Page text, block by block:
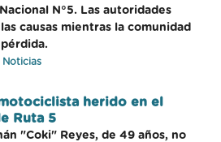
N°5. Las autoridades
causas mientras la comunidad
Noticias
herido en el
Ruta 5
"Coki" Reyes, de 49 años, no